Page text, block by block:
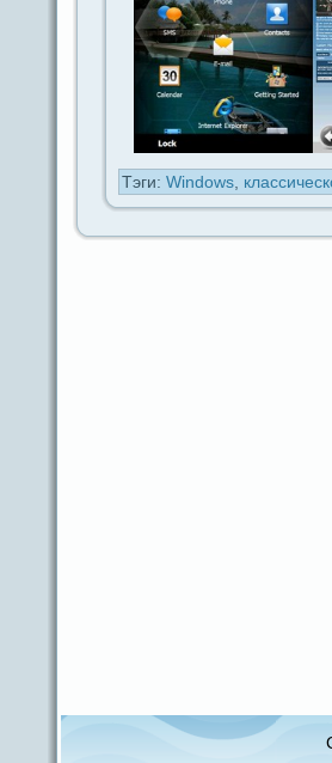
Тэги: Windows